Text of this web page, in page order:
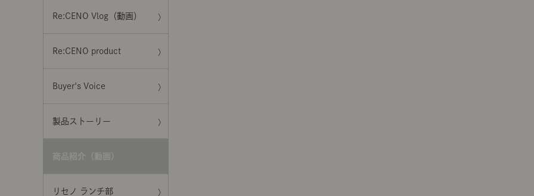
Re:CENO Vlog（動画）
Re:CENO product
Buyer's Voice
製品ストーリー
商品紹介（動画）
リセノ ランチ部